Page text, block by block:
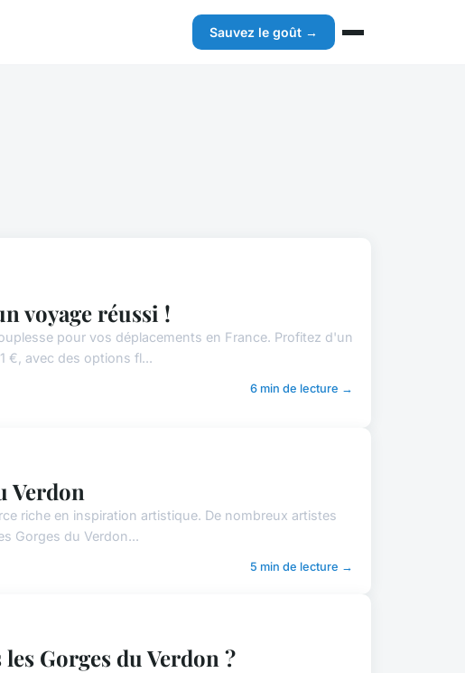
Sauvez le goût →
voyage réussi !
pour vos déplacements en France. Profitez d'un
€, avec des options fl...
6 min de lecture →
Verdon
riche en inspiration artistique. De nombreux artistes
Gorges du Verdon...
5 min de lecture →
Gorges du Verdon ?